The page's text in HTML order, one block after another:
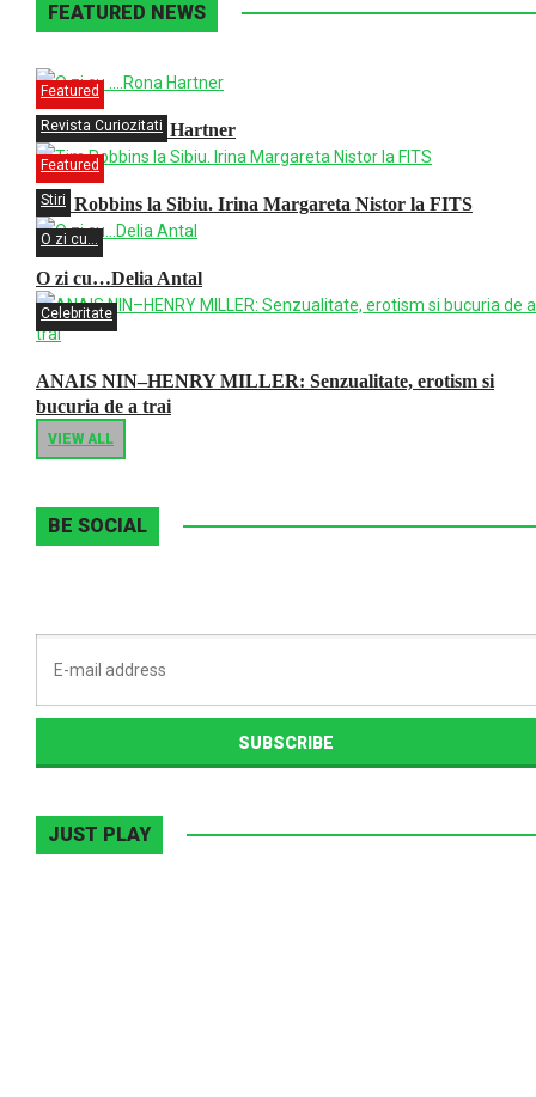
FEATURED NEWS
Featured
Revista Curiozitati
O zi cu ….Rona Hartner
Featured
Stiri
Tim Robbins la Sibiu. Irina Margareta Nistor la FITS
O zi cu...
O zi cu…Delia Antal
Celebritate
ANAIS NIN–HENRY MILLER: Senzualitate, erotism si
bucuria de a trai
VIEW ALL
BE SOCIAL
JUST PLAY